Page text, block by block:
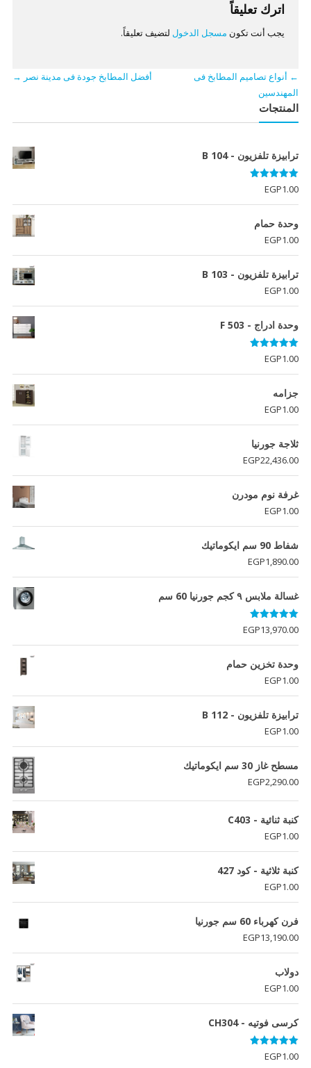
اترك تعليقاً
يجب أنت تكون مسجل الدخول لتضيف تعليقاً.
← أنواع تصاميم المطابخ فى
المهندسين
أفضل المطابخ جودة فى مدينة نصر →
المنتجات
ترابيزة تلفزيون - B 104
تم التقييم
5.00
من 5
EGP1.00
وحدة حمام
EGP1.00
ترابيزة تلفزيون - B 103
EGP1.00
وحدة ادراج - F 503
تم التقييم
5.00
من 5
EGP1.00
جزامه
EGP1.00
ثلاجة جورنيا
EGP22,436.00
غرفة نوم مودرن
EGP1.00
شفاط 90 سم ايكوماتيك
EGP1,890.00
غسالة ملابس ٩ كجم جورنيا 60 سم
تم التقييم
5.00 من 5 EGP13,970.00
وحدة تخزين حمام
EGP1.00
ترابيزة تلفزيون - B 112
EGP1.00
مسطح غاز 30 سم ايكوماتيك
EGP2,290.00
كنبة ثنائية - C403
EGP1.00
كنبة ثلاثية - كود 427
EGP1.00
فرن كھرباء 60 سم جورنيا
EGP13,190.00
دولاب
EGP1.00
كرسى فوتيه - CH304
تم التقييم
5.00
من 5
EGP1.00